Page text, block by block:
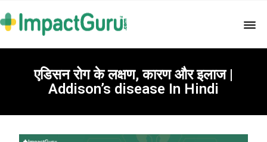
एडिसन रोग के लक्षण, कारण और इलाज |
Addison’s disease In Hindi